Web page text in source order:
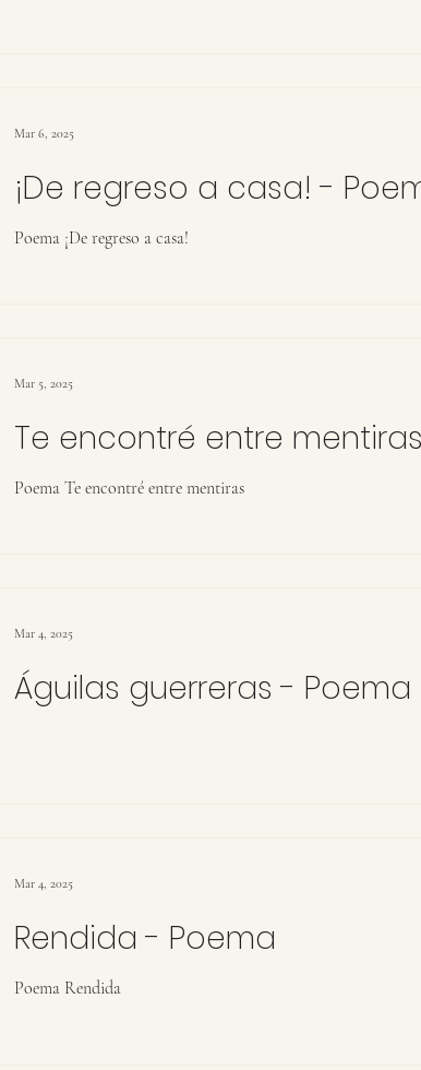
¡De regreso a casa! -
Poema ¡De regreso a casa!
Mar 6, 2025
Te encontré entre
Poema Te encontré entre mentiras
Mar 5, 2025
Águilas guerreras - Poema
Mar 4, 2025
Rendida - Poema
Poema Rendida
Mar 4, 2025